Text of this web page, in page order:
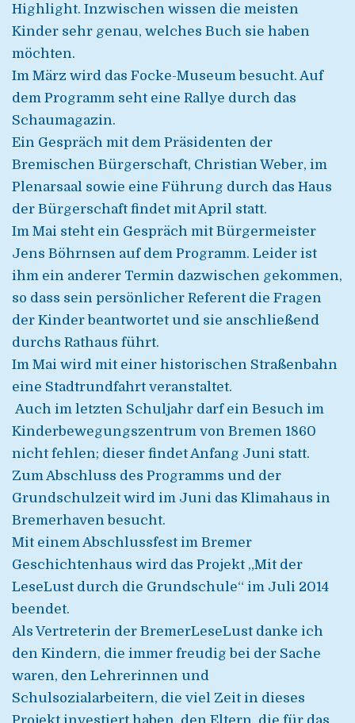
Highlight. Inzwischen wissen die meisten
Kinder sehr genau, welches Buch sie haben
möchten.
Im März wird das Focke-Museum besucht. Auf
dem Programm seht eine Rallye durch das
Schaumagazin.
Ein Gespräch mit dem Präsidenten der
Bremischen Bürgerschaft, Christian Weber, im
Plenarsaal sowie eine Führung durch das Haus
der Bürgerschaft findet mit April statt.
Im Mai steht ein Gespräch mit Bürgermeister
Jens Böhrnsen auf dem Programm. Leider ist
ihm ein anderer Termin dazwischen gekommen,
so dass sein persönlicher Referent die Fragen
der Kinder beantwortet und sie anschließend
durchs Rathaus führt.
Im Mai wird mit einer historischen Straßenbahn
eine Stadtrundfahrt veranstaltet.
Auch im letzten Schuljahr darf ein Besuch im
Kinderbewegungszentrum von Bremen 1860
nicht fehlen; dieser findet Anfang Juni statt.
Zum Abschluss des Programms und der
Grundschulzeit wird im Juni das Klimahaus in
Bremerhaven besucht.
Mit einem Abschlussfest im Bremer
Geschichtenhaus wird das Projekt „Mit der
LeseLust durch die Grundschule“ im Juli 2014
beendet.
Als Vertreterin der BremerLeseLust danke ich
den Kindern, die immer freudig bei der Sache
waren, den Lehrerinnen und
Schulsozialarbeitern, die viel Zeit in dieses